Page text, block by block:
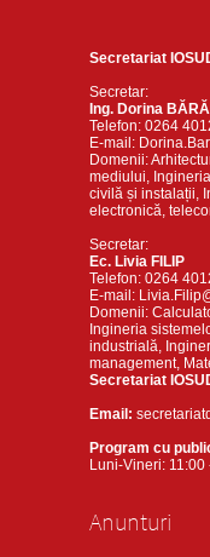
Secretariat
Secretar:
Ing. Dorina
Telefon: 0264
E-mail:
Domenii:
mediului,
civilă și instalații,
electronică,
Secretar:
Ec. Livia FILIP
Telefon: 0264
E-mail:
Domenii:
Ingineria
industrială,
management,
Secretariat
Email:
Program cu
Luni-Vineri: 11:00
Anunturi